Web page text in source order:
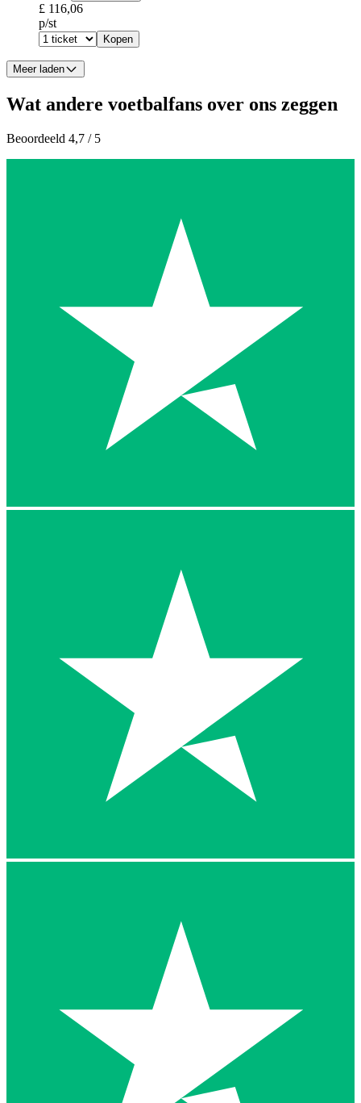
£ 116,06
p/st
Kopen
Meer laden
Wat andere voetbalfans over ons zeggen
Beoordeeld 4,7 / 5